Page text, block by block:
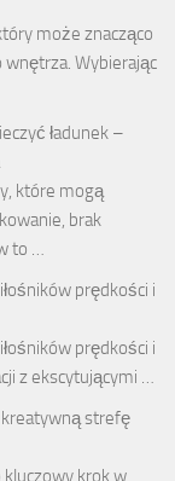
może znacząco
Wybierając
ładunek –
które mogą
brak
to …
prędkości i
prędkości i
z ekscytującymi …
kreatywną strefę
krok w